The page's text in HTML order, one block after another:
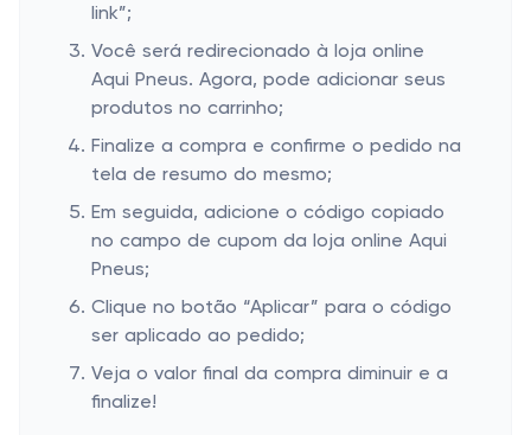
link”;
Você será redirecionado à loja online
Aqui Pneus. Agora, pode adicionar seus
produtos no carrinho;
Finalize a compra e confirme o pedido na
tela de resumo do mesmo;
Em seguida, adicione o código copiado
no campo de cupom da loja online Aqui
Pneus;
Clique no botão “Aplicar” para o código
ser aplicado ao pedido;
Veja o valor final da compra diminuir e a
finalize!